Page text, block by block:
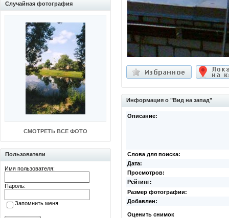
Случайная фотография
СМОТРЕТЬ ВСЕ ФОТО
Пользователи
Имя пользователя:
Пароль:
Запомнить меня
Информация о "Вид на запад"
Описание:
Слова для поиска:
Дата:
Просмотров:
Рейтинг:
Размер фотографии:
Добавлен:
Оценить снимок